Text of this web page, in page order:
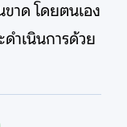
าด โดยตนเอง
ำเนินการด้วย